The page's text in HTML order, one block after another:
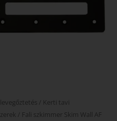
/ Kerti tavi
/ Fali szkimmer Skim Wall AF